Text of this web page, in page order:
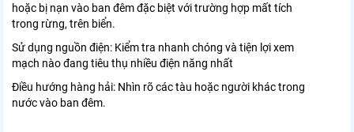
hoặc bị nạn vào ban đêm đặc biệt với trường hợp mất tích
trong rừng, trên biển.
Sử dụng nguồn điện: Kiểm tra nhanh chóng và tiện lợi xem
mạch nào đang tiêu thụ nhiều điện năng nhất
Điều hướng hàng hải: Nhìn rõ các tàu hoặc người khác trong
nước vào ban đêm.